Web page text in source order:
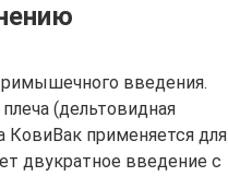
введения.
(дельтовидная
КовиВак применяется для
двукратное введение с